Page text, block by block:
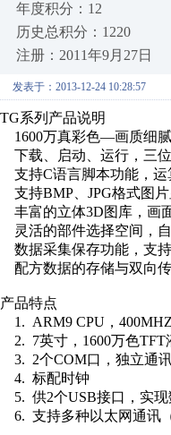
年度积分：12
历史总积分：1220
注册：2011年9月27日
发表于：2013-12-24 10:28:57
TG系列产品说明
1600万真彩色—画质细
下载、启动、运行，三
支持C语言脚本功能，运
支持BMP、JPG格式图
丰富的立体3D图库，画
灵活的部件选择空间，
数据采集保存功能，支
配方数据的存储与双向
产品特点
1. ARM9 CPU，
2. 7英寸，1600万色TFT
3. 2个COM口，独立通
4. 标配时钟
5. 供2个USB接口，实现
6. 支持多种以太网通讯